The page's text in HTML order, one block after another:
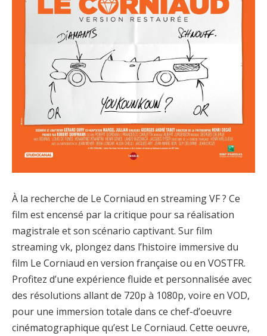
À la recherche de Le Corniaud en streaming VF ? Ce
film est encensé par la critique pour sa réalisation
magistrale et son scénario captivant. Sur film
streaming vk, plongez dans l’histoire immersive du
film Le Corniaud en version française ou en VOSTFR.
Profitez d’une expérience fluide et personnalisée avec
des résolutions allant de 720p à 1080p, voire en VOD,
pour une immersion totale dans ce chef-d’oeuvre
cinématographique qu’est Le Corniaud. Cette oeuvre,